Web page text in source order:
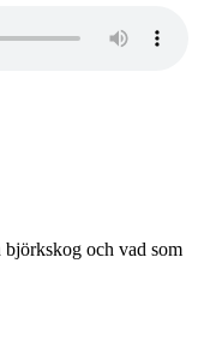
björkskog och vad som